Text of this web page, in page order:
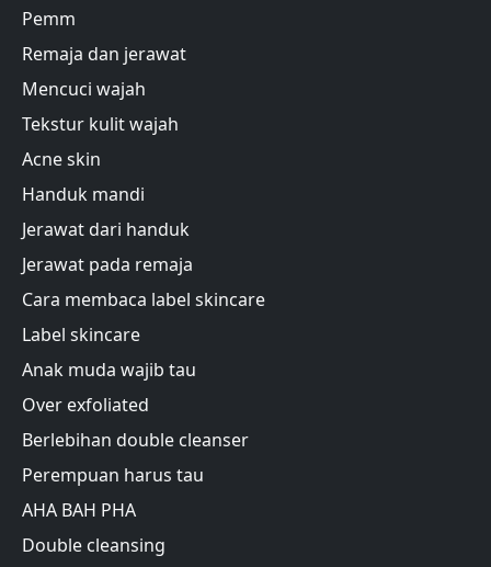
Pemm
Remaja dan jerawat
Mencuci wajah
Tekstur kulit wajah
Acne skin
Handuk mandi
Jerawat dari handuk
Jerawat pada remaja
Cara membaca label skincare
Label skincare
Anak muda wajib tau
Over exfoliated
Berlebihan double cleanser
Perempuan harus tau
AHA BAH PHA
Double cleansing